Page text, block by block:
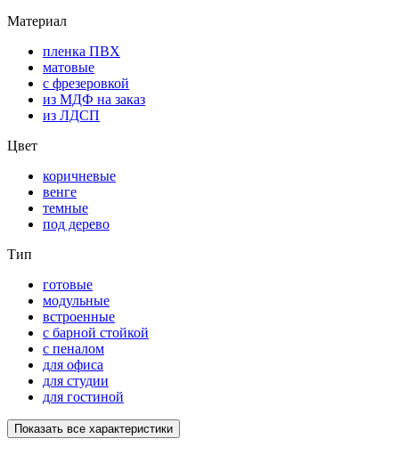
Материал
пленка ПВХ
матовые
с фрезеровкой
из МДФ на заказ
из ЛДСП
Цвет
коричневые
венге
темные
под дерево
Тип
готовые
модульные
встроенные
с барной стойкой
с пеналом
для офиса
для студии
для гостиной
Показать все характеристики